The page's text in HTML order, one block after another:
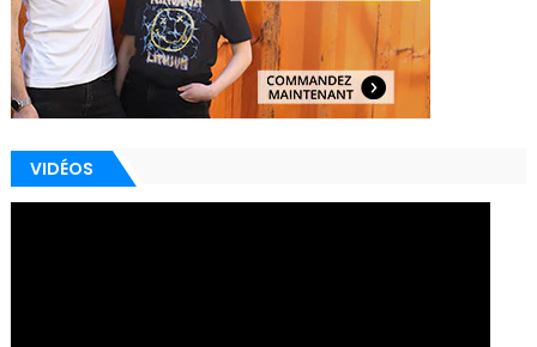
VIDÉOS